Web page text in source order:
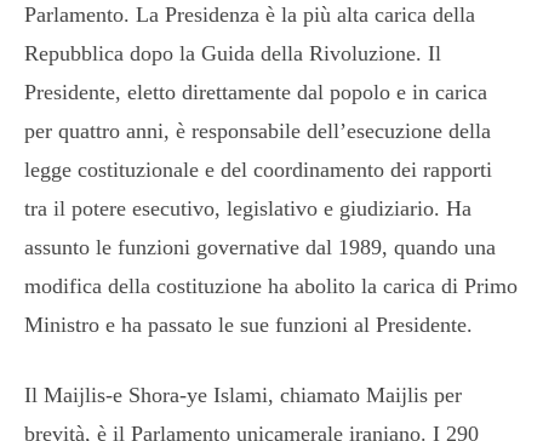
Parlamento. La Presidenza è la più alta carica della
Repubblica dopo la Guida della Rivoluzione. Il
Presidente, eletto direttamente dal popolo e in carica
per quattro anni, è responsabile dell’esecuzione della
legge costituzionale e del coordinamento dei rapporti
tra il potere esecutivo, legislativo e giudiziario. Ha
assunto le funzioni governative dal 1989, quando una
modifica della costituzione ha abolito la carica di Primo
Ministro e ha passato le sue funzioni al Presidente.
Il Maijlis-e Shora-ye Islami, chiamato Maijlis per
brevità, è il Parlamento unicamerale iraniano. I 290